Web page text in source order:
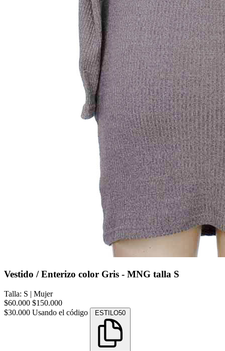
Vestido / Enterizo color Gris - MNG talla S
Talla: S | Mujer
$60.000 $150.000
$30.000 Usando el código ESTILO50